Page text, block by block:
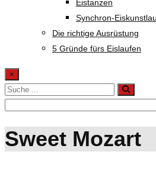
Eistanzen
Synchron-
Die richtige Ausrüstung
5 Gründe fürs Eislaufen
×
Sweet Mozart